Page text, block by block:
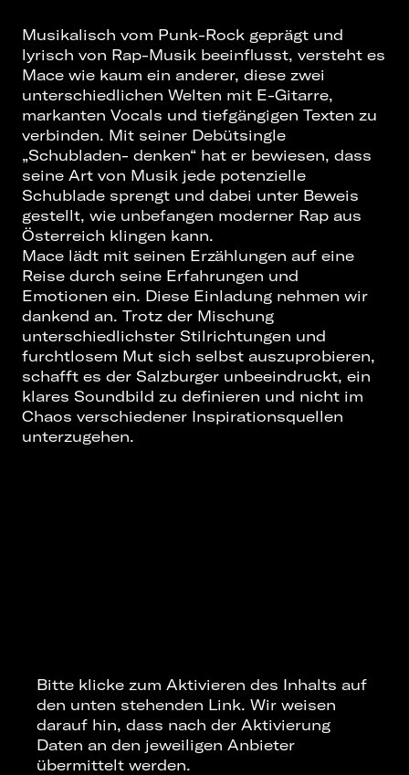
Musikalisch vom Punk-Rock geprägt und
lyrisch von Rap-Musik beeinflusst, versteht es
Mace wie kaum ein anderer, diese zwei
unterschiedlichen Welten mit E-Gitarre,
markanten Vocals und tiefgängigen Texten zu
verbinden. Mit seiner Debütsingle
„Schubladen- denken“ hat er bewiesen, dass
seine Art von Musik jede potenzielle
Schublade sprengt und dabei unter Beweis
gestellt, wie unbefangen moderner Rap aus
Österreich klingen kann.
Mace lädt mit seinen Erzählungen auf eine
Reise durch seine Erfahrungen und
Emotionen ein. Diese Einladung nehmen wir
dankend an. Trotz der Mischung
unterschiedlichster Stilrichtungen und
furchtlosem Mut sich selbst auszuprobieren,
schafft es der Salzburger unbeeindruckt, ein
klares Soundbild zu definieren und nicht im
Chaos verschiedener Inspirationsquellen
unterzugehen.
Bitte klicke zum Aktivieren des Inhalts auf
den unten stehenden Link. Wir weisen
darauf hin, dass nach der Aktivierung
Daten an den jeweiligen Anbieter
übermittelt werden.